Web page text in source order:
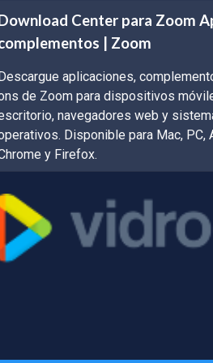
Center para Zoom
| Zoom
aplicaciones,
de Zoom para dispositivos
navegadores web y
Disponible para Mac, PC,
y Firefox.